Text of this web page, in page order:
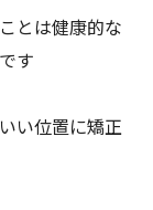
とは健康的な
す
い位置に矯正